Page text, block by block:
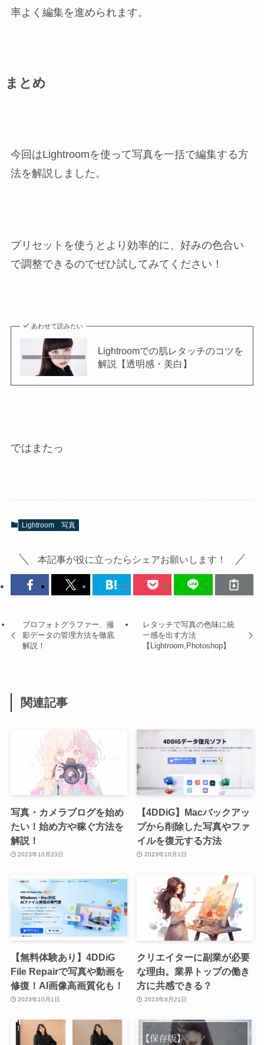
率よく編集を進められます。
まとめ
今回はLightroomを使って写真を一括で編集する方
法を解説しました。
プリセットを使うとより効率的に、好みの色合い
で調整できるのでぜひ試してみてください！
あわせて読みたい
Lightroomでの肌レタッチのコツを
解説【透明感・美白】
ではまたっ
Lightroom 写真
本記事が役に立ったらシェアお願いします！
プロフォトグラファー、撮
影データの管理方法を徹底
解説！
レタッチで写真の色味に統
一感を出す方法
【Lightroom,Photoshop】
関連記事
写真・カメラブログを始め
たい！始め方や稼ぐ方法を
解説！
2023年10月23日
【4DDiG】Macバックアッ
プから削除した写真やファ
イルを復元する方法
2023年10月1日
【無料体験あり】4DDiG
File Repairで写真や動画を
修復！AI画像高画質化も！
2023年10月1日
クリエイターに副業が必要
な理由。業界トップの働き
方に共感できる？
2023年8月21日